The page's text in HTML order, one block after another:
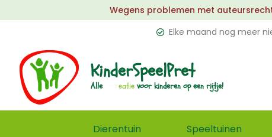
Wegens problemen met
Elke maand nog meer
KinderSpeelPret
Alle voor kinderen op een rijtje!
Dierentuin Speeltuinen